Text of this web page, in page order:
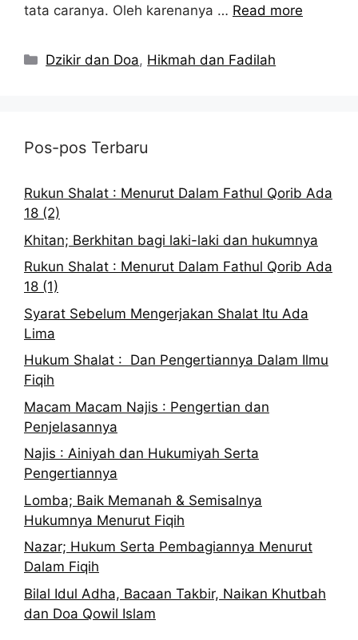
tata caranya. Oleh karenanya … Read more
Kategori
Dzikir dan Doa, Hikmah dan Fadilah
Pos-pos Terbaru
Rukun Shalat : Menurut Dalam Fathul Qorib Ada
18 (2)
Khitan; Berkhitan bagi laki-laki dan hukumnya
Rukun Shalat : Menurut Dalam Fathul Qorib Ada
18 (1)
Syarat Sebelum Mengerjakan Shalat Itu Ada
Lima
Hukum Shalat : Dan Pengertiannya Dalam Ilmu
Fiqih
Macam Macam Najis : Pengertian dan
Penjelasannya
Najis : Ainiyah dan Hukumiyah Serta
Pengertiannya
Lomba; Baik Memanah & Semisalnya
Hukumnya Menurut Fiqih
Nazar; Hukum Serta Pembagiannya Menurut
Dalam Fiqih
Bilal Idul Adha, Bacaan Takbir, Naikan Khutbah
dan Doa Qowil Islam